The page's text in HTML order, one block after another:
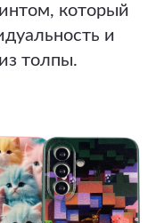
который
и
толпы.